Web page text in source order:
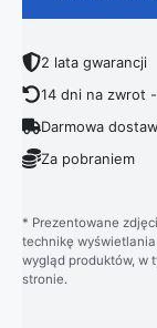
2 lata gwarancji
14 dni na zwrot
Darmowa
Za pobraniem
* Prezentowane
technikę
wygląd produktów, w
stronie.